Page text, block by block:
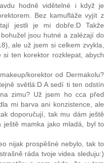
hodně vidětelné i když je
Bez kamufláže vyjít z
jestli je mi dobře:D Takže
jsou hutné a zalézají do
ale už jsem si celkem zvykla,
ten korektor rozklepat, abych
korektor od Dermakolu?
světlá:D A sedí ti ten odstín
zimu? Už jsem ho cca před
mi barva ani konzistence, ale
doporučují, tak mu dám ještě
ještě mamka jako mladá, byl to
nijak prospěšné nebylo, tak to
ráda tvoje videa sleduju:)